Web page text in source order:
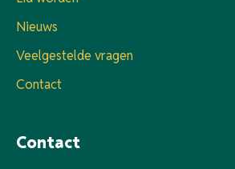
Nieuws
Veelgestelde vragen
Contact
Contact